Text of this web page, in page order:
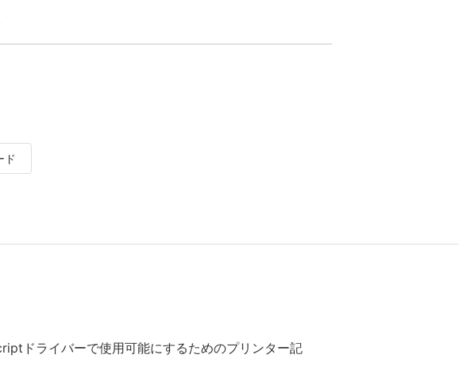
ド
ドライバーで使用可能にするためのプリンター記